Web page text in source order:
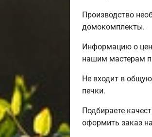
Производство
домокомплекты.
Информацию о
нашим мастерам
Не входит в
печки.
Подбираете
оформить заказ